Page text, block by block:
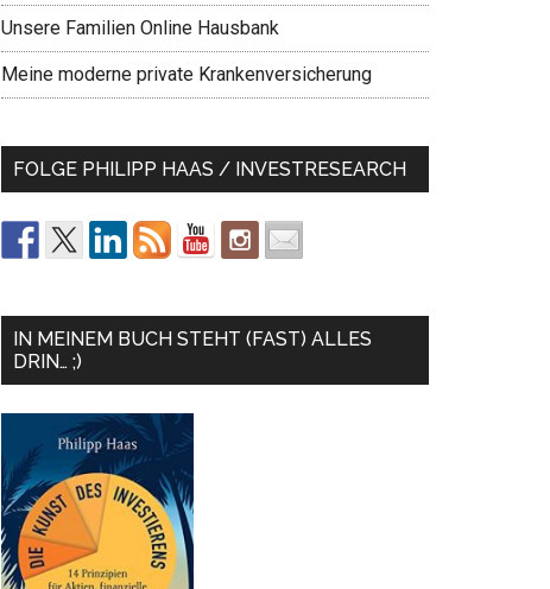
Unsere Familien Online Hausbank
Meine moderne private Krankenversicherung
FOLGE PHILIPP HAAS / INVESTRESEARCH
IN MEINEM BUCH STEHT (FAST) ALLES
DRIN… ;)